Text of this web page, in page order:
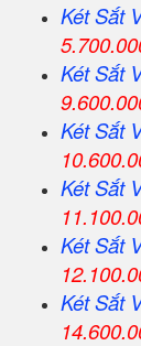
Két Sắt
Két Sắt
Két Sắt
Két Sắt
Két Sắt
Két Sắt